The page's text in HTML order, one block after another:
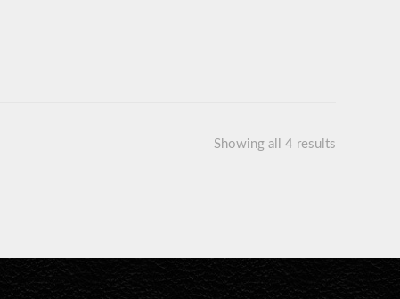
Showing all 4 results